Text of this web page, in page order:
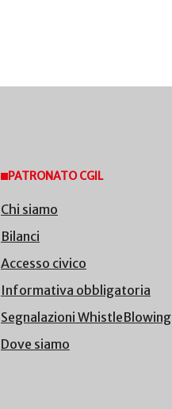
PATRONATO CGIL
Chi siamo
Bilanci
Accesso civico
Informativa obbligatoria
Segnalazioni WhistleBlowing
Dove siamo